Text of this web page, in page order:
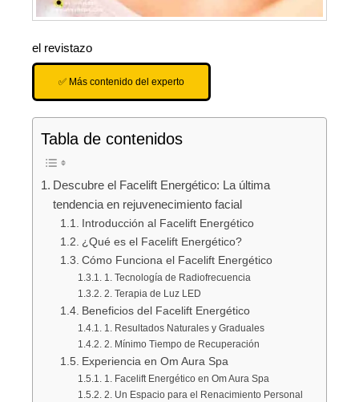
el revistazo
✅ Más contenido del experto
Tabla de contenidos
Descubre el Facelift Energético: La última
tendencia en rejuvenecimiento facial
Introducción al Facelift Energético
¿Qué es el Facelift Energético?
Cómo Funciona el Facelift Energético
1. Tecnología de Radiofrecuencia
2. Terapia de Luz LED
Beneficios del Facelift Energético
1. Resultados Naturales y Graduales
2. Mínimo Tiempo de Recuperación
Experiencia en Om Aura Spa
1. Facelift Energético en Om Aura Spa
2. Un Espacio para el Renacimiento Personal